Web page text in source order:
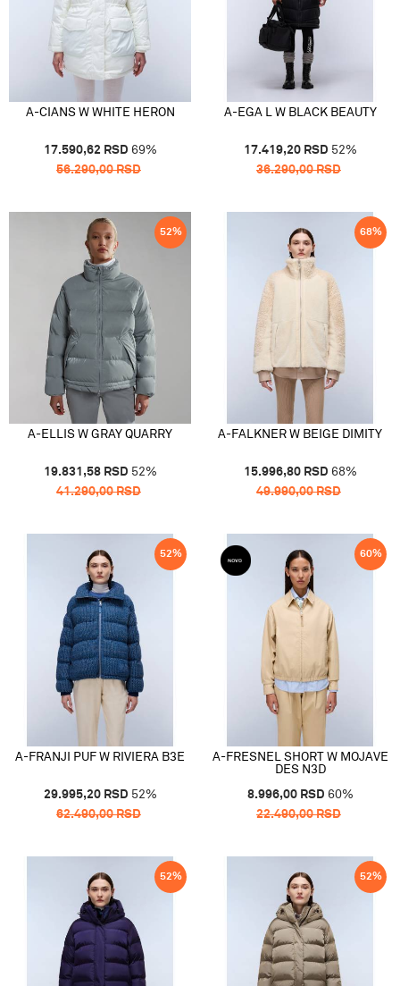
A-CIANS W WHITE HERON
17.590,62 RSD 69%
56.290,00RSD
A-EGA L W BLACK BEAUTY
17.419,20 RSD 52%
36.290,00RSD
52%
A-ELLIS W GRAY QUARRY
19.831,58 RSD 52%
41.290,00RSD
68%
A-FALKNER W BEIGE DIMITY
15.996,80 RSD 68%
49.990,00RSD
52%
A-FRANJI PUF W RIVIERA B3E
29.995,20 RSD 52%
62.490,00RSD
60%
A-FRESNEL SHORT W MOJAVE
DES N3D
8.996,00 RSD 60%
22.490,00RSD
52% 52%